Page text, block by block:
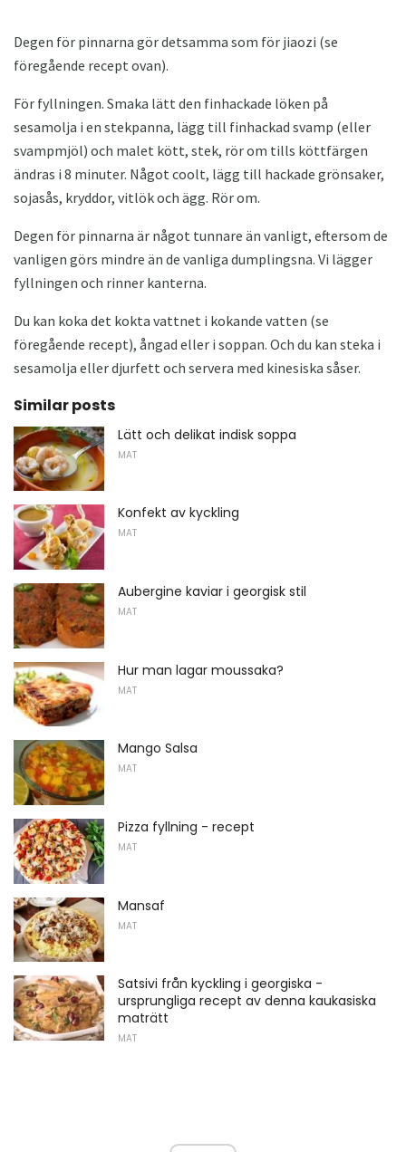
Degen för pinnarna gör detsamma som för jiaozi (se
föregående recept ovan).
För fyllningen. Smaka lätt den finhackade löken på
sesamolja i en stekpanna, lägg till finhackad svamp (eller
svampmjöl) och malet kött, stek, rör om tills köttfärgen
ändras i 8 minuter. Något coolt, lägg till hackade grönsaker,
sojasås, kryddor, vitlök och ägg. Rör om.
Degen för pinnarna är något tunnare än vanligt, eftersom de
vanligen görs mindre än de vanliga dumplingsna. Vi lägger
fyllningen och rinner kanterna.
Du kan koka det kokta vattnet i kokande vatten (se
föregående recept), ångad eller i soppan. Och du kan steka i
sesamolja eller djurfett och servera med kinesiska såser.
Similar posts
Lätt och delikat indisk soppa
MAT
Konfekt av kyckling
MAT
Aubergine kaviar i georgisk stil
MAT
Hur man lagar moussaka?
MAT
Mango Salsa
MAT
Pizza fyllning - recept
MAT
Mansaf
MAT
Satsivi från kyckling i georgiska -
ursprungliga recept av denna kaukasiska
maträtt
MAT